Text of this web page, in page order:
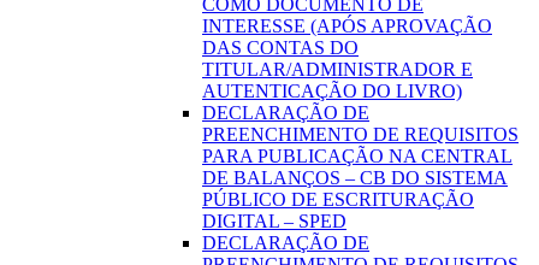
INTERESSE (APÓS APROVAÇÃO
DAS CONTAS DO
TITULAR/ADMINISTRADOR E
AUTENTICAÇÃO DO LIVRO)
DECLARAÇÃO DE
PREENCHIMENTO DE REQUISITOS
PARA PUBLICAÇÃO NA CENTRAL
DE BALANÇOS – CB DO SISTEMA
PÚBLICO DE ESCRITURAÇÃO
DIGITAL – SPED
DECLARAÇÃO DE